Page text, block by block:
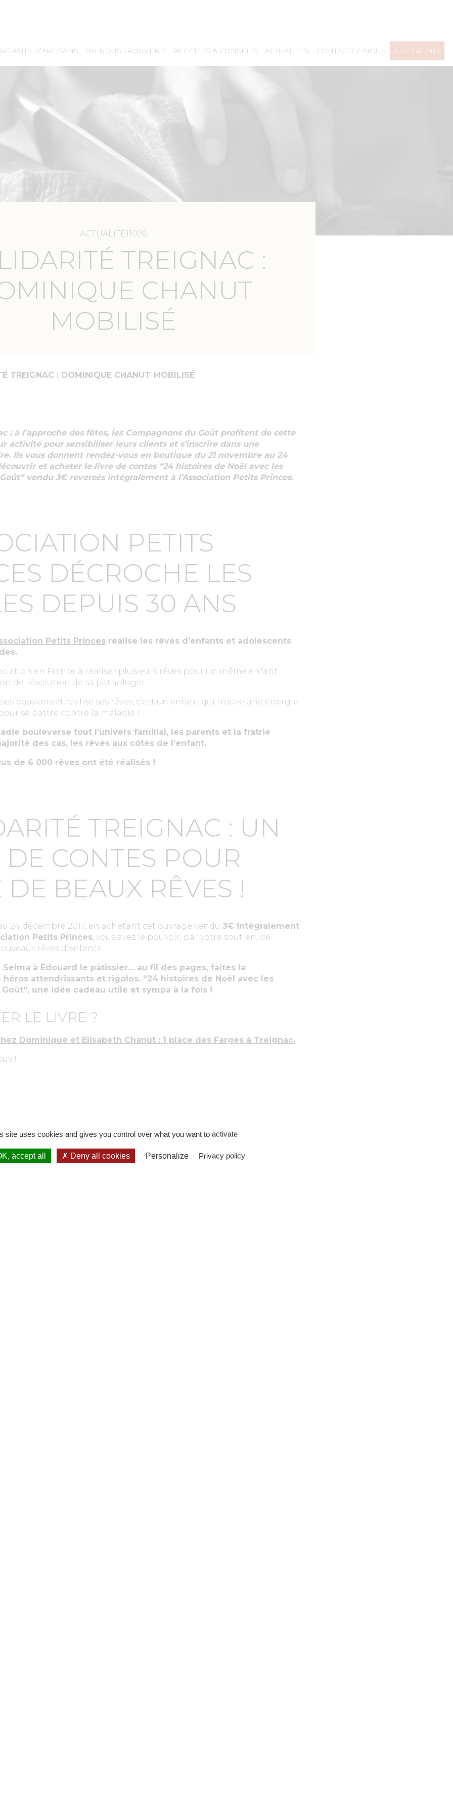
D’ARTISANS OÙ NOUS TROUVER ? RECETTES & CONSEILS ACTUALITÉS CONTACTEZ-NOUS ADHÉRENTS
ACTUALITÉ11096
TREIGNAC :
CHANUT
MOBILISÉ
TREIGNAC : DOMINIQUE CHANUT MOBILISÉ
: à l’approche des fêtes, les Compagnons du Goût profitent de cette
activité pour sensibiliser leurs clients et s’inscrire dans une
Ils vous donnent rendez-vous en boutique du 21 novembre au 24
et acheter le livre de contes “24 histoires de Noël avec les
vendu 3€ reversés intégralement à l’Association Petits Princes.
PETITS
DÉCROCHE LES
DEPUIS 30 ANS
Petits Princesréalise les rêves d’enfants et adolescents
en France à réaliser plusieurs rêves pour un même enfant
de l’évolution de sa pathologie.
passions et réalise ses rêves, c’est un enfant qui trouve une énergie
se battre contre la maladie !
bouleverse tout l’univers familial, les parents et la fratrie
des cas, les rêves aux côtés de l’enfant.
de 6 000 rêves ont été réalisés !
TREIGNAC : UN
DE CONTES POUR
DE BEAUX RÊVES !
24 décembre 2017, en achetant cet ouvrage vendu 3€ intégralement
Petits Princes, vous avez le pouvoir, par votre soutien, de
rêves d’enfants.
à Édouard le pâtissier… au fil des pages, faites la
héros attendrissants et rigolos. “24 histoires de Noël avec les
une idée cadeau utile et sympa à la fois !
LE LIVRE ?
Dominique et Elisabeth Chanut : 1 place des Farges à Treignac.
!
site uses cookies and gives you control over what you want to activate
accept all Deny all cookies Personalize Privacy policy